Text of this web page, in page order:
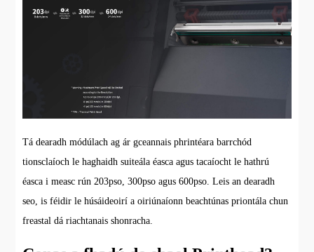
Tá dearadh módúlach ag ár gceannais phrintéara barrchód
tionsclaíoch le haghaidh suiteála éasca agus tacaíocht le hathrú
éasca i measc rún 203pso, 300pso agus 600pso. Leis an dearadh
seo, is féidir le húsáideoirí a oiriúnaíonn beachtúnas priontála chun
freastal dá riachtanais shonracha.